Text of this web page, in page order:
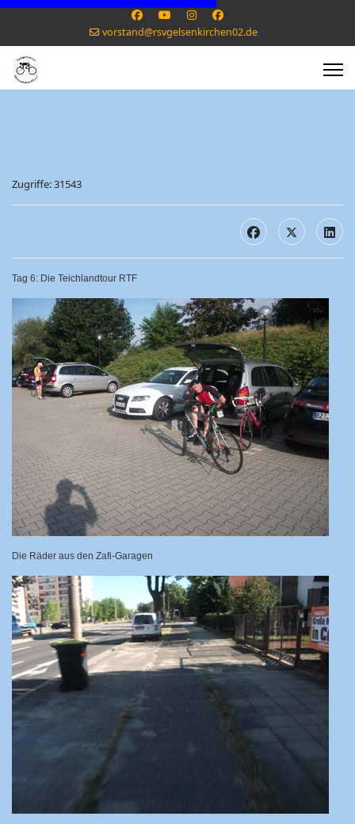
vorstand@rsvgelsenkirchen02.de
Zugriffe: 31543
Tag 6: Die Teichlandtour RTF
Die Räder aus den Zafi-Garagen